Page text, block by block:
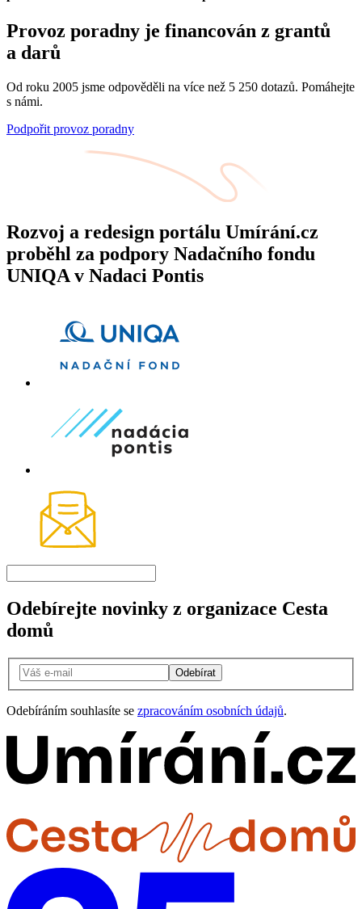
Provoz poradny je financován z grantů
a darů
Od roku 2005 jsme odpověděli na více než 5 250 dotazů. Pomáhejte
s námi.
Podpořit provoz poradny
Rozvoj a redesign portálu Umírání.cz
proběhl za podpory Nadačního fondu
UNIQA v Nadaci Pontis
Odebírejte novinky z organizace Cesta
domů
Odebírat
Odebíráním souhlasíte se zpracováním osobních údajů.